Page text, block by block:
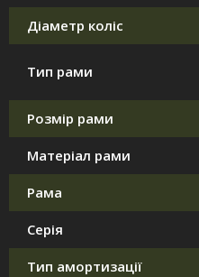
Діаметр коліс
Тип рами
Розмір рами
Матеріал рами
Рама
Серія
Тип амортизації